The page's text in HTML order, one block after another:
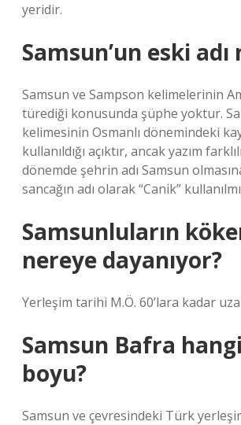
yeridir.
Samsun’un eski adı
Samsun ve Sampson kelimelerinin
türediği konusunda şüphe yoktur.
kelimesinin Osmanlı dönemindeki
kullanıldığı açıktır, ancak yazım
dönemde şehrin adı Samsun
sancağın adı olarak “Canik”
Samsunluların
nereye dayanıyor?
Yerleşim tarihi M.Ö. 60’lara kadar
Samsun Bafra
boyu?
Samsun ve çevresindeki Türk